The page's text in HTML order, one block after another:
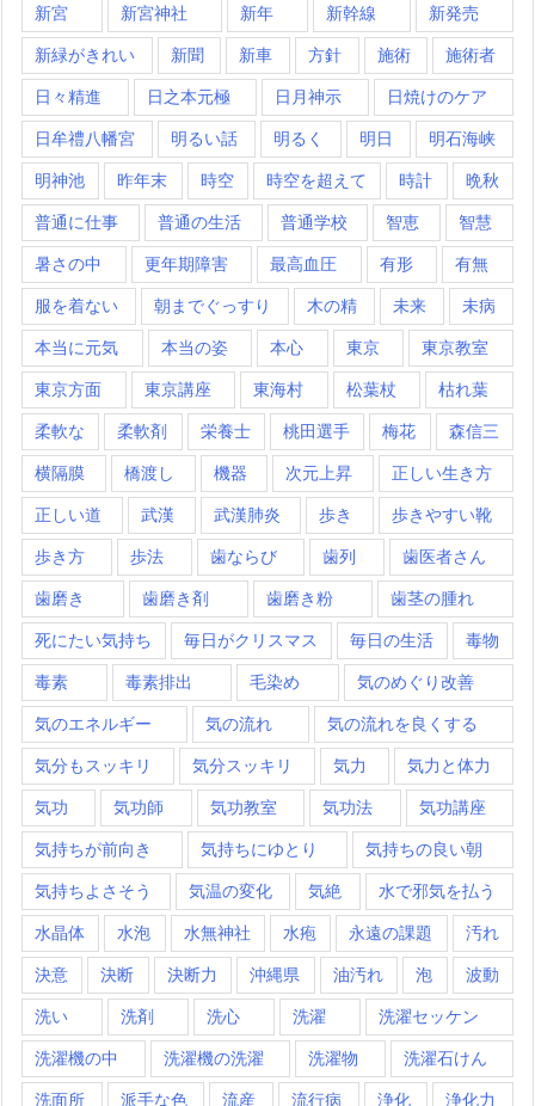
新宮 新宮神社 新年 新幹線 新発売
新緑がきれい 新聞 新車 方針 施術 施術者
日々精進 日之本元極 日月神示 日焼けのケア
日牟禮八幡宮 明るい話 明るく 明日 明石海峡
明神池 昨年末 時空 時空を超えて 時計 晩秋
普通に仕事 普通の生活 普通学校 智恵 智慧
暑さの中 更年期障害 最高血圧 有形 有無
服を着ない 朝までぐっすり 木の精 未来 未病
本当に元気 本当の姿 本心 東京 東京教室
東京方面 東京講座 東海村 松葉杖 枯れ葉
柔軟な 柔軟剤 栄養士 桃田選手 梅花 森信三
横隔膜 橋渡し 機器 次元上昇 正しい生き方
正しい道 武漢 武漢肺炎 歩き 歩きやすい靴
歩き方 歩法 歯ならび 歯列 歯医者さん
歯磨き 歯磨き剤 歯磨き粉 歯茎の腫れ
死にたい気持ち 毎日がクリスマス 毎日の生活 毒物
毒素 毒素排出 毛染め 気のめぐり改善
気のエネルギー 気の流れ 気の流れを良くする
気分もスッキリ 気分スッキリ 気力 気力と体力
気功 気功師 気功教室 気功法 気功講座
気持ちが前向き 気持ちにゆとり 気持ちの良い朝
気持ちよさそう 気温の変化 気絶 水で邪気を払う
水晶体 水泡 水無神社 水疱 永遠の課題 汚れ
決意 決断 決断力 沖縄県 油汚れ 泡 波動
洗い 洗剤 洗心 洗濯 洗濯セッケン
洗濯機の中 洗濯機の洗濯 洗濯物 洗濯石けん
洗面所 派手な色 流産 流行病 浄化 浄化力